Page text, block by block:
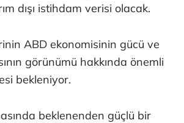
dışı istihdam verisi olacak.
ABD ekonomisinin gücü ve
görünümü hakkında önemli
bekleniyor.
beklenenden güçlü bir